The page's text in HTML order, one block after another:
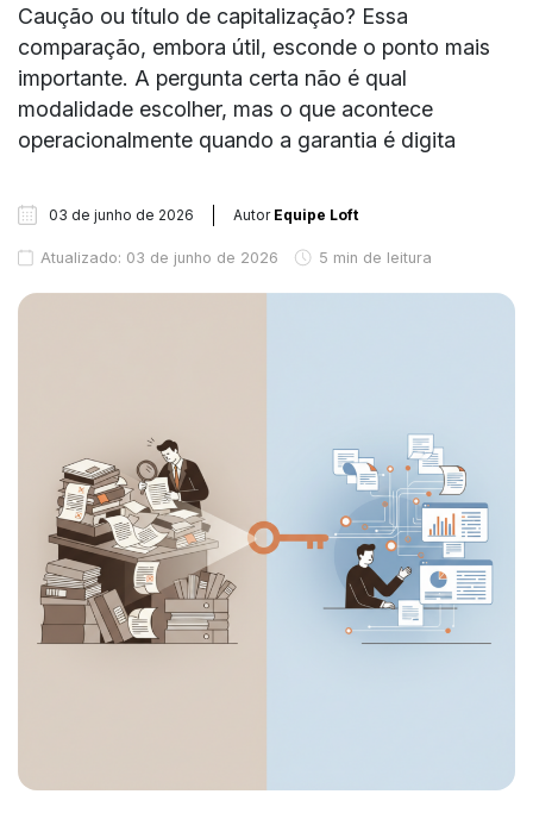
Caução ou título de capitalização? Essa
comparação, embora útil, esconde o ponto mais
importante. A pergunta certa não é qual
modalidade escolher, mas o que acontece
operacionalmente quando a garantia é digita
03 de junho de 2026 Autor Equipe Loft
Atualizado: 03 de junho de 2026 5 min de leitura